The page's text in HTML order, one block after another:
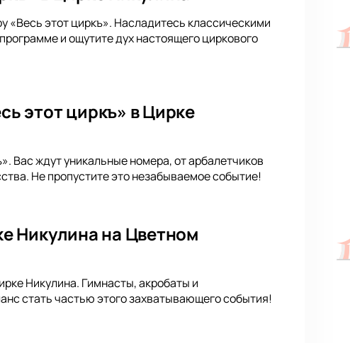
«Весь этот циркъ». Насладитесь классическими
и ощутите дух настоящего циркового
этот циркъ» в Цирке
Вас ждут уникальные номера, от арбалетчиков
Не пропустите это незабываемое событие!
Никулина на Цветном
Никулина. Гимнасты, акробаты и
стать частью этого захватывающего события!